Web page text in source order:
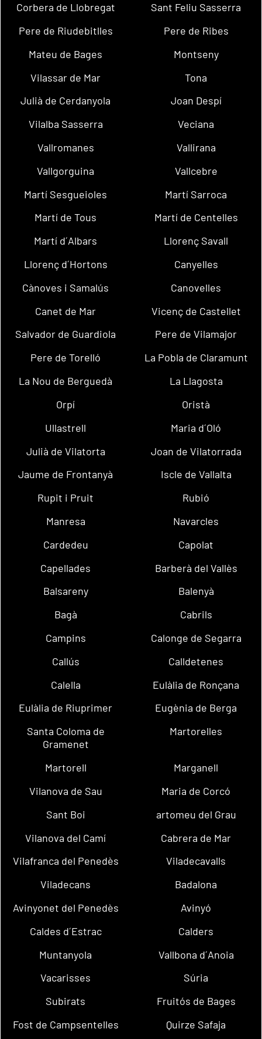
Corbera de Llobregat
Sant Feliu Sasserra
Pere de Riudebitlles
Pere de Ribes
Mateu de Bages
Montseny
Vilassar de Mar
Tona
Julià de Cerdanyola
Joan Despí
Vilalba Sasserra
Veciana
Vallromanes
Vallirana
Vallgorguina
Vallcebre
Martí Sesgueioles
Martí Sarroca
Martí de Tous
Martí de Centelles
Martí d´Albars
Llorenç Savall
Llorenç d´Hortons
Canyelles
Cànoves i Samalús
Canovelles
Canet de Mar
Vicenç de Castellet
Salvador de Guardiola
Pere de Vilamajor
Pere de Torelló
La Pobla de Claramunt
La Nou de Berguedà
La Llagosta
Orpí
Oristà
Ullastrell
Maria d´Oló
Julià de Vilatorta
Joan de Vilatorrada
Jaume de Frontanyà
Iscle de Vallalta
Rupit i Pruit
Rubió
Manresa
Navarcles
Cardedeu
Capolat
Capellades
Barberà del Vallès
Balsareny
Balenyà
Bagà
Cabrils
Campins
Calonge de Segarra
Callús
Calldetenes
Calella
Eulàlia de Ronçana
Eulàlia de Riuprimer
Eugènia de Berga
Santa Coloma de
Gramenet
Martorelles
Martorell
Marganell
Vilanova de Sau
Maria de Corcó
Sant Boi
artomeu del Grau
Vilanova del Camí
Cabrera de Mar
Vilafranca del Penedès
Viladecavalls
Viladecans
Badalona
Avinyonet del Penedès
Avinyó
Caldes d´Estrac
Calders
Muntanyola
Vallbona d´Anoia
Vacarisses
Súria
Subirats
Fruitós de Bages
Fost de Campsentelles
Quirze Safaja